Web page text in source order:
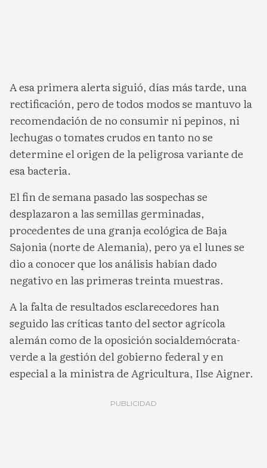
A esa primera alerta siguió, días más tarde, una
rectificación, pero de todos modos se mantuvo la
recomendación de no consumir ni pepinos, ni
lechugas o tomates crudos en tanto no se
determine el origen de la peligrosa variante de
esa bacteria.
El fin de semana pasado las sospechas se
desplazaron a las semillas germinadas,
procedentes de una granja ecológica de Baja
Sajonia (norte de Alemania), pero ya el lunes se
dio a conocer que los análisis habían dado
negativo en las primeras treinta muestras.
A la falta de resultados esclarecedores han
seguido las críticas tanto del sector agrícola
alemán como de la oposición socialdemócrata-
verde a la gestión del gobierno federal y en
especial a la ministra de Agricultura, Ilse Aigner.